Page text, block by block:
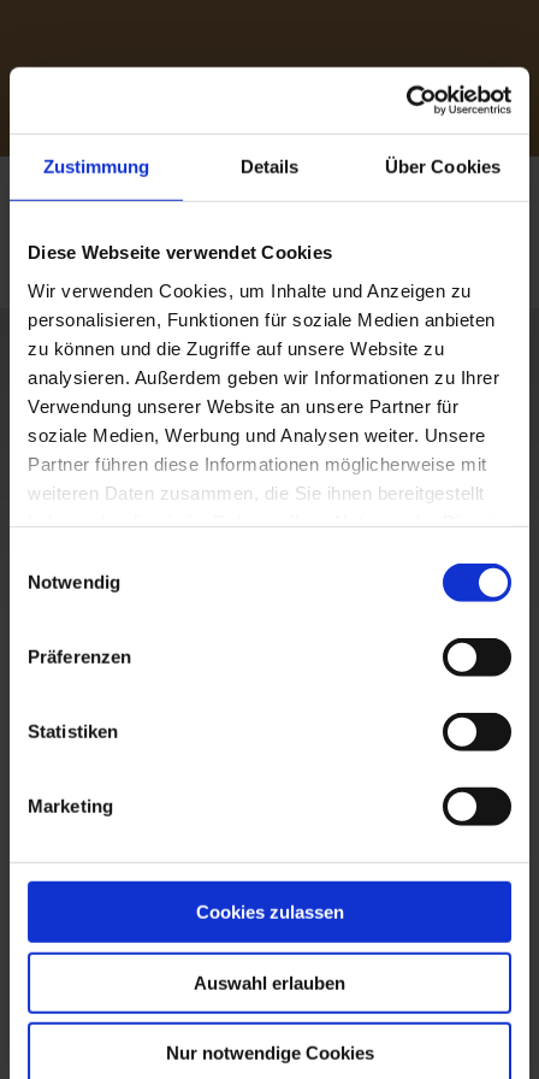
Zustimmung Details Über Cookies
Diese Webseite verwendet Cookies
Wir verwenden Cookies, um Inhalte und Anzeigen zu
personalisieren, Funktionen für soziale Medien anbieten
zu können und die Zugriffe auf unsere Website zu
analysieren. Außerdem geben wir Informationen zu Ihrer
Verwendung unserer Website an unsere Partner für
soziale Medien, Werbung und Analysen weiter. Unsere
Partner führen diese Informationen möglicherweise mit
weiteren Daten zusammen, die Sie ihnen bereitgestellt
Notwendig
Präferenzen
Statistiken
Marketing
Cookies zulassen
Auswahl erlauben
Nur notwendige Cookies